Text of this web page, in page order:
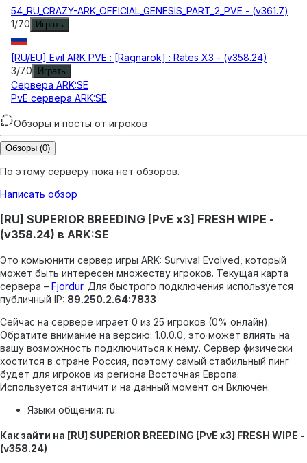
54_RU_CRAZY-ARK_OFFICIAL_GENESIS_PART_2_PVE - (v361.7)
1/70 Играть
[RU/EU] Evil ARK PVE : [Ragnarok] : Rates X3 - (v358.24)
3/70 Играть
Сервера ARK:SE
PvE сервера ARK:SE
Обзоры и посты от игроков
Обзоры (0)
По этому серверу пока нет обзоров.
Написать обзор
[RU] SUPERIOR BREEDING [PvE x3] FRESH WIPE -
(v358.24) в ARK:SE
Это комьюнити сервер игры ARK: Survival Evolved, который
может быть интересен множеству игроков. Текущая карта
сервера – Fjordur. Для быстрого подключения используется
публичный IP: 89.250.2.64:7833
Сейчас на сервере играет 0 из 25 игроков (0% онлайн).
Обратите внимание на версию: 1.0.0.0, это может влиять на
вашу возможность подключиться к нему. Сервер физически
хостится в стране Россия, поэтому самый стабильный пинг
будет для игроков из региона Восточная Европа.
Используется античит и на данный момент он Включён.
Языки общения: ru.
Как зайти на [RU] SUPERIOR BREEDING [PvE x3] FRESH WIPE -
(v358.24)